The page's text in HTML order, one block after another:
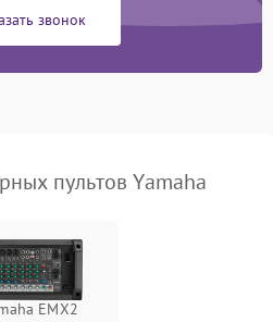
1000 ₽
звонок
пультов Yamaha
EMX2